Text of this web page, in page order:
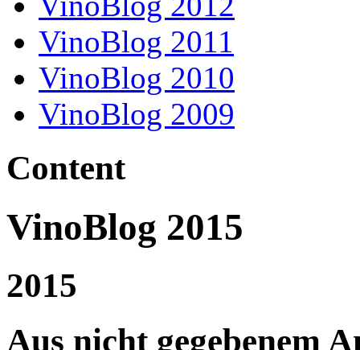
VinoBlog 2011
VinoBlog 2010
VinoBlog 2009
Content
VinoBlog 2015
2015
Aus nicht gegebenem